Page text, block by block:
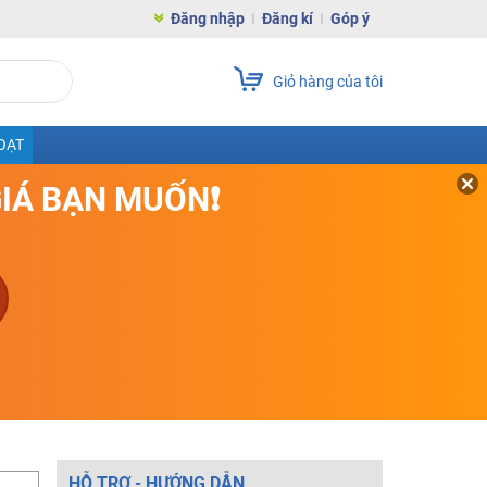
Đăng nhập Đăng kí Góp ý
Giỏ hàng của tôi
BẠN MUỐN❗